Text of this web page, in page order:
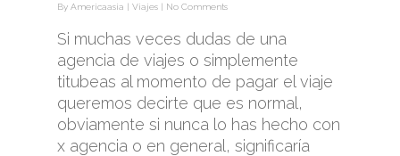
By Americaasia | Viajes | No Comments
Si muchas veces dudas de una
agencia de viajes o simplemente
titubeas al momento de pagar el viaje
queremos decirte que es normal,
obviamente si nunca lo has hecho con
x agencia o en general, significaría